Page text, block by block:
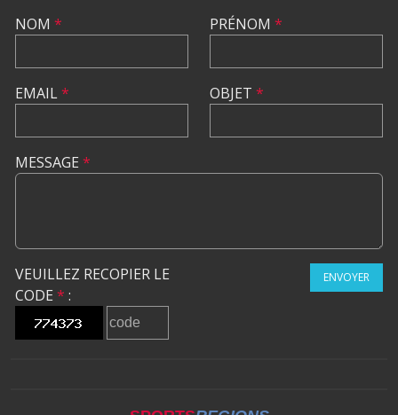
NOM *
EMAIL*
PRÉNOM *
OBJET *
MESSAGE *
VEUILLEZ RECOPIER LE
CODE * :
ENVOYER